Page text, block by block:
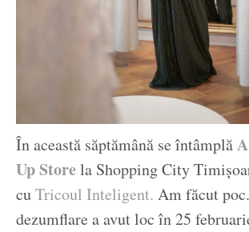
În această săptămână se întâmplă
Up Storela Shopping City
cuTricoul Inteligent. Am făcut
dezumflare a avut loc în 25